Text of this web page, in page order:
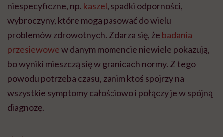
niespecyficzne, np. kaszel, spadki odporności,
wybroczyny, które mogą pasować do wielu
problemów zdrowotnych. Zdarza się, że badania
przesiewowew danym momencie niewiele pokazują,
bo wyniki mieszczą się w granicach normy. Z tego
powodu potrzeba czasu, zanim ktoś spojrzy na
wszystkie symptomy całościowo i połączy je w spójną
diagnozę.